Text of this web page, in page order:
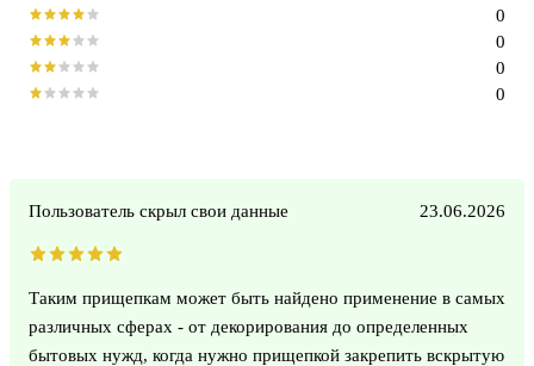
0
0
0
0
Пользователь скрыл свои данные 23.06.2026
Таким прищепкам может быть найдено применение в самых
различных сферах - от декорирования до определенных
бытовых нужд, когда нужно прищепкой закрепить вскрытую